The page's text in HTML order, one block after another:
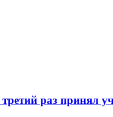
раз принял